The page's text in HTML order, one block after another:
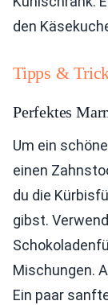
den
Tipps &
Perfektes
Um ein
einen
du die
gibst.
Mischungen.
Ein paar